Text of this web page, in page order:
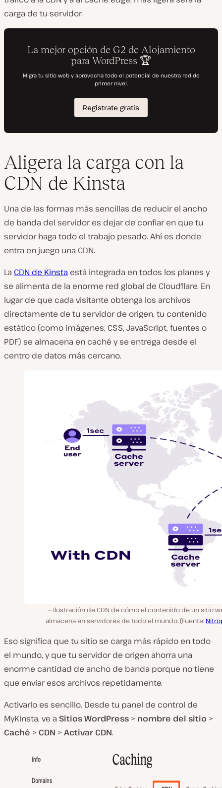
carga de tu servidor.
Aligera la carga con la
CDN de Kinsta
Una de las formas más sencillas de reducir el ancho
de banda del servidor es dejar de confiar en que tu
servidor haga todo el trabajo pesado. Ahí es donde
entra en juego una CDN.
La CDN de Kinsta está integrada en todos los planes y
se alimenta de la enorme red global de Cloudflare. En
lugar de que cada visitante obtenga los archivos
directamente de tu servidor de origen, tu contenido
estático (como imágenes, CSS, JavaScript, fuentes o
PDF) se almacena en caché y se entrega desde el
centro de datos más cercano.
Ilustración de CDN de cómo el contenido de un sitio
almacena en servidores de todo el mundo. (Fuente:
Eso significa que tu sitio se carga más rápido en todo
el mundo, y que tu servidor de origen ahorra una
enorme cantidad de ancho de banda porque no tiene
que enviar esos archivos repetidamente.
Activarlo es sencillo. Desde tu panel de control de
MyKinsta, ve a Sitios WordPress > nombre del sitio >
Caché > CDN >Activar CDN.